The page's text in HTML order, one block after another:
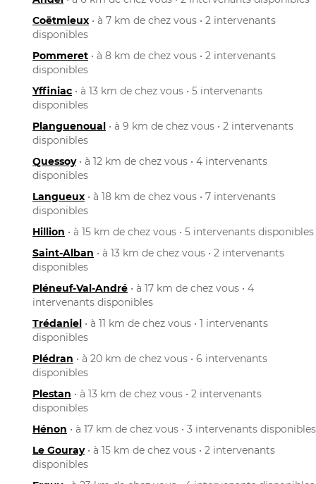
Coëtmieux • à 7 km de chez vous • 2 intervenants
disponibles
Pommeret • à 8 km de chez vous • 2 intervenants
disponibles
Yffiniac • à 13 km de chez vous • 5 intervenants
disponibles
Planguenoual • à 9 km de chez vous • 2 intervenants
disponibles
Quessoy• à 12 km de chez vous • 4 intervenants
disponibles
Langueux • à 18 km de chez vous • 7 intervenants
disponibles
Hillion • à 15 km de chez vous • 5 intervenants disponibles
Saint-Alban • à 13 km de chez vous • 2 intervenants
disponibles
Pléneuf-Val-André • à 17 km de chez vous • 4
intervenants disponibles
Trédaniel • à 11 km de chez vous • 1 intervenants
disponibles
Plédran • à 20 km de chez vous • 6 intervenants
disponibles
Plestan • à 13 km de chez vous • 2 intervenants
disponibles
Hénon • à 17 km de chez vous • 3 intervenants disponibles
Le Gouray• à 15 km de chez vous • 2 intervenants
disponibles